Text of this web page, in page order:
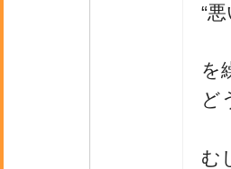
“
を
ど
む